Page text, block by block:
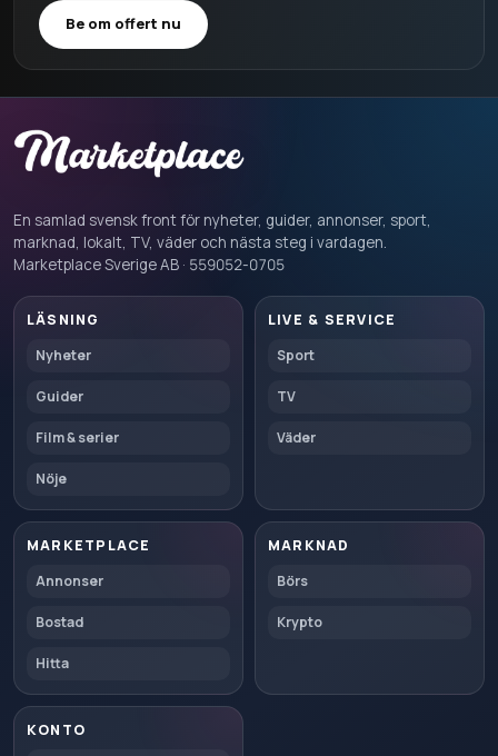
Be om offert nu
En samlad svensk front för nyheter, guider, annonser, sport,
marknad, lokalt, TV, väder och nästa steg i vardagen.
Marketplace Sverige AB · 559052-0705
LÄSNING
Nyheter
Guider
Film & serier
Nöje
LIVE & SERVICE
Sport
TV
Väder
MARKETPLACE
Annonser
Bostad
Hitta
MARKNAD
Börs
Krypto
KONTO